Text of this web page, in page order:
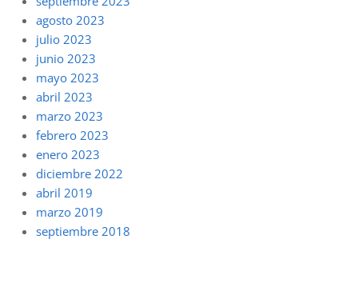
agosto 2023
julio 2023
junio 2023
mayo 2023
abril 2023
marzo 2023
febrero 2023
enero 2023
diciembre 2022
abril 2019
marzo 2019
septiembre 2018